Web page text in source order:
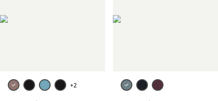
+2